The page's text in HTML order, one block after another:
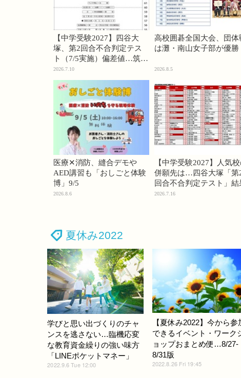
【中学受験2027】四谷大
塚、第2回合不合判定テス
ト（7/5実施）偏差値…筑駒
74・桜蔭70＜PR＞
2026.7.10
高校囲碁全国大会、団体
は灘・南山女子部が優勝
2026.8.5
医療✕消防、縫合デモや
AED講習も「おしごと体験
博」9/5
2026.8.6
【中学受験2027】人気
併願先は…四谷大塚「第
回合不合判定テスト」結
2026.7.16
夏休み2022
学びと思い出づくりのチャ
ンスを逃さない…臨機応変
な教育資金繰りの強い味方
「LINEポケットマネー」
2022.9.6 Tue 12:00
【夏休み2022】今から参
できるイベント・ワーク
ョップおまとめ便…8/27-
8/31版
2022.8.26 Fri 19:45